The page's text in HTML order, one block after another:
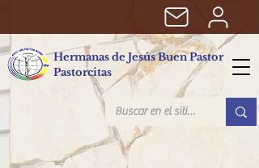
Hermanas de Jesús Buen Pastor
Pastorcitas